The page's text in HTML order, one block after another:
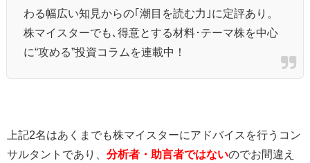
わる幅広い知見からの｢潮目を読む力｣に定評あり。
株マイスターでも､得意とする材料･テーマ株を中心
に“攻める”投資コラムを連載中！
上記2名はあくまでも株マイスターにアドバイスを行うコン
サルタントであり、 分析者・助言者ではないのでお間違え